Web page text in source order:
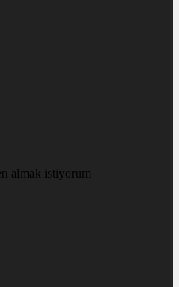
almak istiyorum